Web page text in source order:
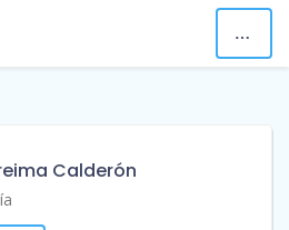
Calderón